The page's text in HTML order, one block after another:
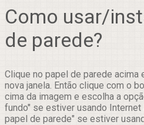
Como usar/
de parede?
Clique no papel de parede acima
nova janela. Então clique com o
cima da imagem e escolha a
fundo" se estiver usando
papel de parede" se estiver